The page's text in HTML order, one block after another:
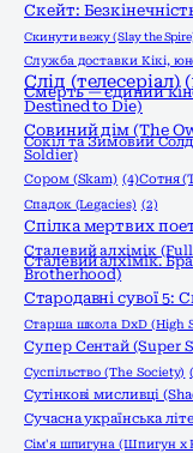
Скейт:
Скинути вежу (Slay the
Служба доставки Кікі,
Слід (телесеріал)
Смерть — єдиний
Destined to Die)
Совиний дім (The
Сокіл та Зимовий
Soldier)
Сором (Skam) (4)Сотня
Спадок (Legacies) (2)
Спілка мертвих
Сталевий алхімік
Сталевий алхімік.
Brotherhood)
Стародавні сувої 5:
Старша школа DxD (High
Супер Сентай (Super
Суспільство (The Society)
Сутінкові мисливці
Сучасна українська
Сім'я шпигуна (Шпигун x